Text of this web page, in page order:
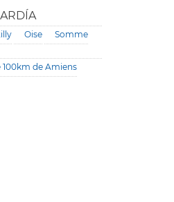
Oise Somme
de Amiens